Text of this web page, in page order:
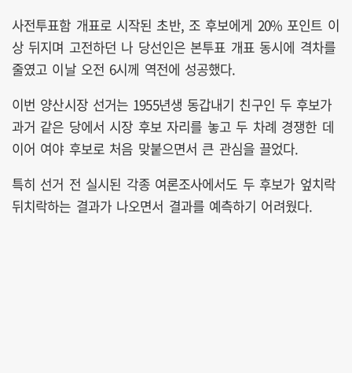
사전투표함 개표로 시작된 초반, 조 후보에게 20% 포인트 이
상 뒤지며 고전하던 나 당선인은 본투표 개표 동시에 격차를
줄였고 이날 오전 6시께 역전에 성공했다.
이번 양산시장 선거는 1955년생 동갑내기 친구인 두 후보가
과거 같은 당에서 시장 후보 자리를 놓고 두 차례 경쟁한 데
이어 여야 후보로 처음 맞붙으면서 큰 관심을 끌었다.
특히 선거 전 실시된 각종 여론조사에서도 두 후보가 엎치락
뒤치락하는 결과가 나오면서 결과를 예측하기 어려웠다.